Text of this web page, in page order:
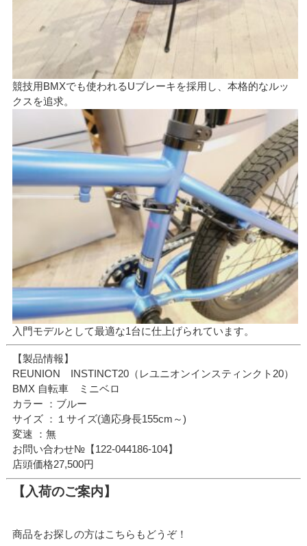
競技用BMXでも使われるUブレーキを採用し、本格的なルッ
クスを追求。
入門モデルとして最適な1台に仕上げられています。
【製品情報】
REUNION INSTINCT20（レユニオンインスティンクト20）
BMX 自転車 ミニベロ
カラー ：ブルー
サイズ ：１サイズ(適応身長155cm～)
変速 ：無
お問い合わせ№【122-044186-104】
店頭価格27,500円
【入荷のご案内】
商品をお探しの方はこちらもどうぞ！